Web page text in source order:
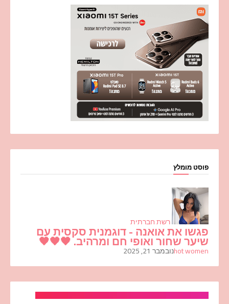
פוסט מומלץ
רשת חברתית
פגשו את אואנה - דוגמנית סקסית עם
שיער שחור ואופי חם ומרהיב. 🖤🖤🖤
hot womenנובמבר 21, 2025